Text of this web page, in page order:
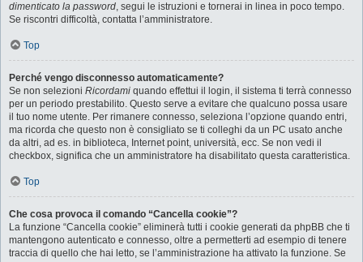
dimenticato la password, segui le istruzioni e tornerai in linea in poco tempo.
Se riscontri difficoltà, contatta l’amministratore.
Top
Perché vengo disconnesso automaticamente?
Se non selezioni Ricordami quando effettui il login, il sistema ti terrà connesso
per un periodo prestabilito. Questo serve a evitare che qualcuno possa usare
il tuo nome utente. Per rimanere connesso, seleziona l’opzione quando entri,
ma ricorda che questo non è consigliato se ti colleghi da un PC usato anche
da altri, ad es. in biblioteca, Internet point, università, ecc. Se non vedi il
checkbox, significa che un amministratore ha disabilitato questa caratteristica.
Top
Che cosa provoca il comando “Cancella cookie”?
La funzione “Cancella cookie” eliminerà tutti i cookie generati da phpBB che ti
mantengono autenticato e connesso, oltre a permetterti ad esempio di tenere
traccia di quello che hai letto, se l’amministrazione ha attivato la funzione. Se